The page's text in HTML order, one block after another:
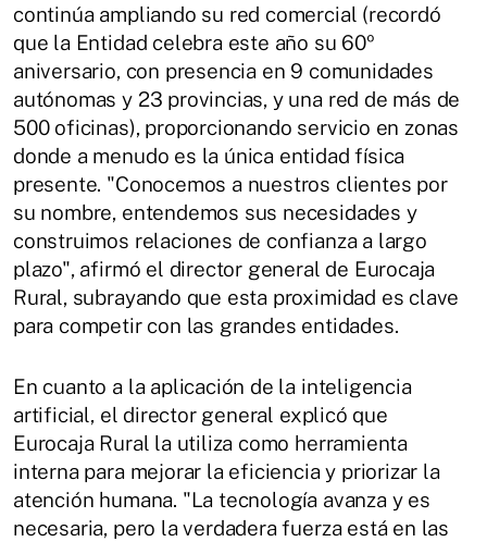
continúa ampliando su red comercial (recordó
que la Entidad celebra este año su 60º
aniversario, con presencia en 9 comunidades
autónomas y 23 provincias, y una red de más de
500 oficinas), proporcionando servicio en zonas
donde a menudo es la única entidad física
presente. "Conocemos a nuestros clientes por
su nombre, entendemos sus necesidades y
construimos relaciones de confianza a largo
plazo", afirmó el director general de Eurocaja
Rural, subrayando que esta proximidad es clave
para competir con las grandes entidades.
En cuanto a la aplicación de la inteligencia
artificial, el director general explicó que
Eurocaja Rural la utiliza como herramienta
interna para mejorar la eficiencia y priorizar la
atención humana. "La tecnología avanza y es
necesaria, pero la verdadera fuerza está en las